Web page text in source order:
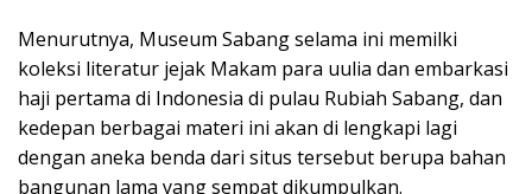
Menurutnya, Museum Sabang selama ini memilki
koleksi literatur jejak Makam para uulia dan embarkasi
haji pertama di Indonesia di pulau Rubiah Sabang, dan
kedepan berbagai materi ini akan di lengkapi lagi
dengan aneka benda dari situs tersebut berupa bahan
bangunan lama yang sempat dikumpulkan.